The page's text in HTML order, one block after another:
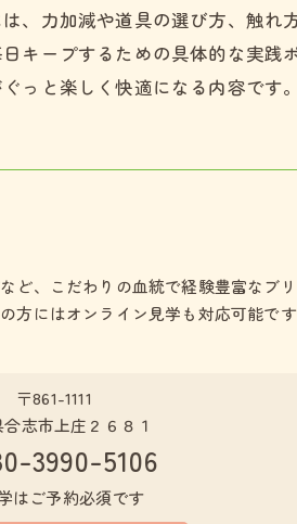
、力加減や道具の選び方、触
キープするための具体的な実践
っと楽しく快適になる内容です。
ど、こだわりの血統で経験豊富なブ
にはオンライン見学も対応可能です
〒861-1111
志市上庄２６８１
3990-5106
はご予約必須です